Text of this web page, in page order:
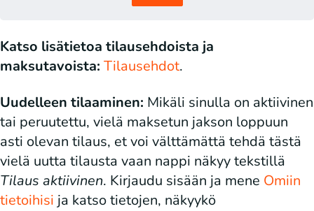
Katso lisätietoa tilausehdoista ja
maksutavoista: Tilausehdot.
Uudelleen tilaaminen: Mikäli sinulla on aktiivinen
tai peruutettu, vielä maksetun jakson loppuun
asti olevan tilaus, et voi välttämättä tehdä tästä
vielä uutta tilausta vaan nappi näkyy tekstillä
Tilaus aktiivinen. Kirjaudu sisään ja mene Omiin
tietoihisi ja katso tietojen, näkyykö